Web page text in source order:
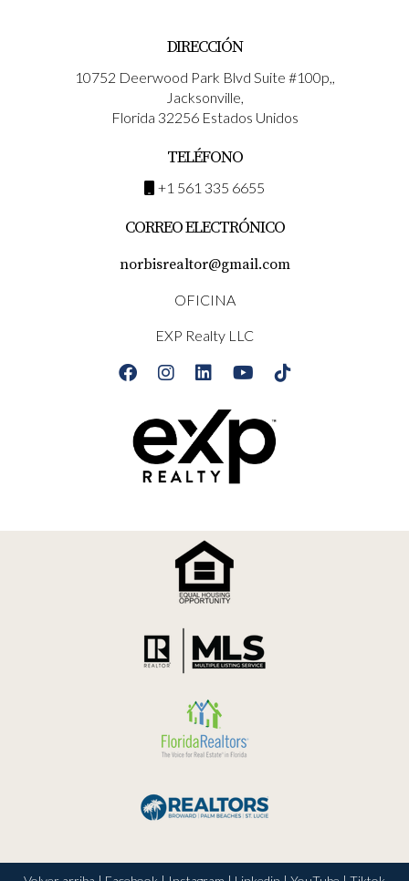
DIRECCIÓN
10752 Deerwood Park Blvd Suite #100p,,
Jacksonville,
Florida 32256 Estados Unidos
TELÉFONO
+1 561 335 6655
CORREO ELECTRÓNICO
norbisrealtor@gmail.com
OFICINA
EXP Realty LLC